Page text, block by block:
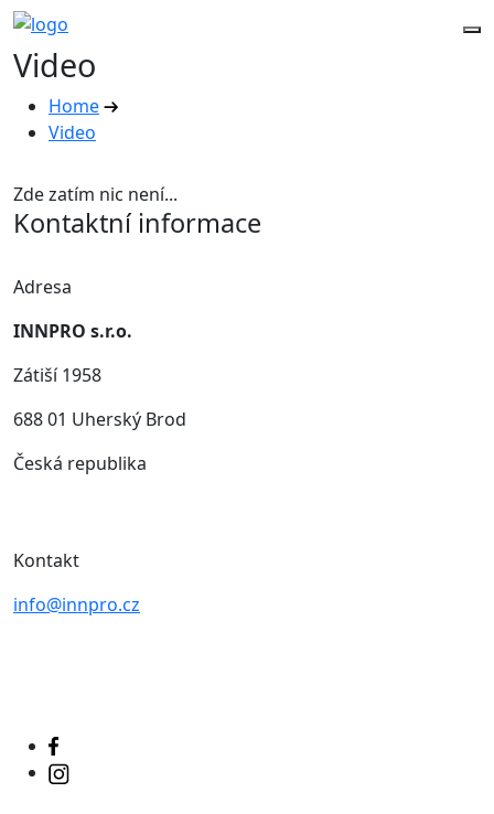
Video
Home
Video
Zde zatím nic není...
Kontaktní informace
Adresa
INNPRO s.r.o.
Zátiší 1958
688 01 Uherský Brod
Česká republika
Kontakt
info@innpro.cz